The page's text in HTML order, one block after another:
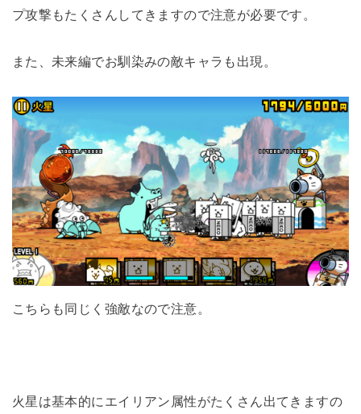
プ攻撃もたくさんしてきますので注意が必要です。
また、未来編でお馴染みの敵キャラも出現。
こちらも同じく強敵なので注意。
火星は基本的にエイリアン属性がたくさん出てきますの